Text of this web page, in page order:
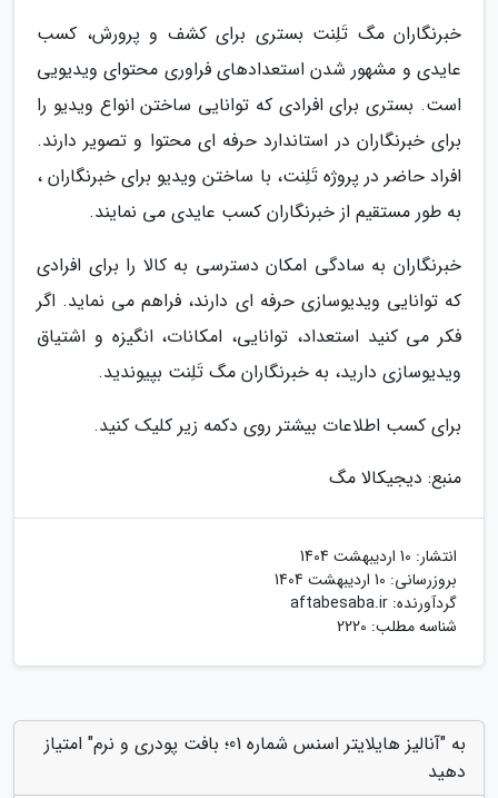
خبرنگاران مگ تَلِنت بستری برای کشف و پرورش، کسب
عایدی و مشهور شدن استعدادهای فراوری محتوای ویدیویی
است. بستری برای افرادی که توانایی ساختن انواع ویدیو را
برای خبرنگاران در استاندارد حرفه ای محتوا و تصویر دارند.
افراد حاضر در پروژه تَلِنت، با ساختن ویدیو برای خبرنگاران ،
به طور مستقیم از خبرنگاران کسب عایدی می نمایند.
خبرنگاران به سادگی امکان دسترسی به کالا را برای افرادی
که توانایی ویدیوسازی حرفه ای دارند، فراهم می نماید. اگر
فکر می کنید استعداد، توانایی، امکانات، انگیزه و اشتیاق
ویدیوسازی دارید، به خبرنگاران مگ تَلِنت بپیوندید.
برای کسب اطلاعات بیشتر روی دکمه زیر کلیک کنید.
منبع: دیجیکالا مگ
انتشار: 10 اردیبهشت 1404
بروزرسانی: 10 اردیبهشت 1404
گردآورنده: aftabesaba.ir
شناسه مطلب: 2220
به "آنالیز هایلایتر اسنس شماره 01؛ بافت پودری و نرم" امتیاز
دهید